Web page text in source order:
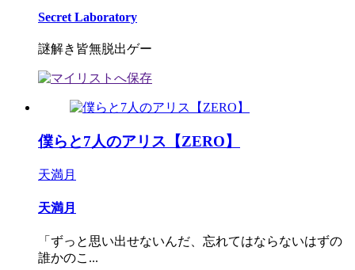
Secret Laboratory
謎解き皆無脱出ゲー
僕らと7人のアリス【ZERO】
天満月
天満月
「ずっと思い出せないんだ、忘れてはならないはずの
誰かのこ...